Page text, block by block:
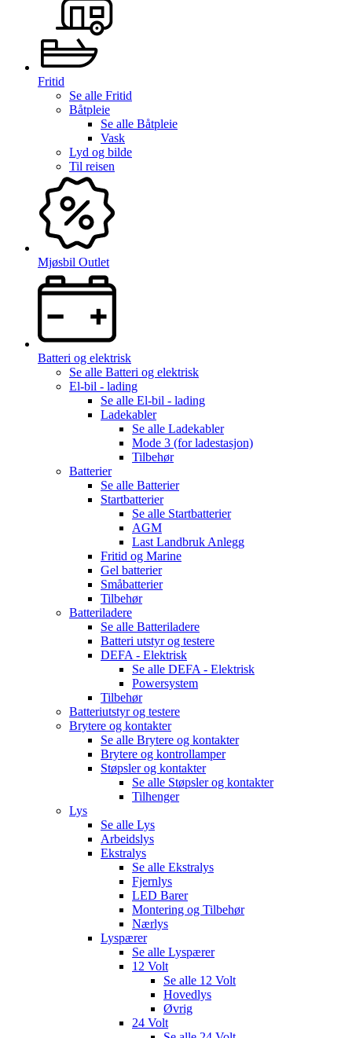
Fritid
Se alle Fritid
Båtpleie
Se alle Båtpleie
Vask
Lyd og bilde
Til reisen
Mjøsbil Outlet
Batteri og elektrisk
Se alle Batteri og elektrisk
El-bil - lading
Se alle El-bil - lading
Ladekabler
Se alle Ladekabler
Mode 3 (for ladestasjon)
Tilbehør
Batterier
Se alle Batterier
Startbatterier
Se alle Startbatterier
AGM
Last Landbruk Anlegg
Fritid og Marine
Gel batterier
Småbatterier
Tilbehør
Batteriladere
Se alle Batteriladere
Batteri utstyr og testere
DEFA - Elektrisk
Se alle DEFA - Elektrisk
Powersystem
Tilbehør
Batteriutstyr og testere
Brytere og kontakter
Se alle Brytere og kontakter
Brytere og kontrollamper
Støpsler og kontakter
Se alle Støpsler og kontakter
Tilhenger
Lys
Se alle Lys
Arbeidslys
Ekstralys
Se alle Ekstralys
Fjernlys
LED Barer
Montering og Tilbehør
Nærlys
Lyspærer
Se alle Lyspærer
12 Volt
Se alle 12 Volt
Hovedlys
Øvrig
24 Volt